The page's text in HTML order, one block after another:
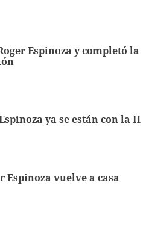
Espinoza y completó la
ya se están con la H
Espinoza vuelve a casa